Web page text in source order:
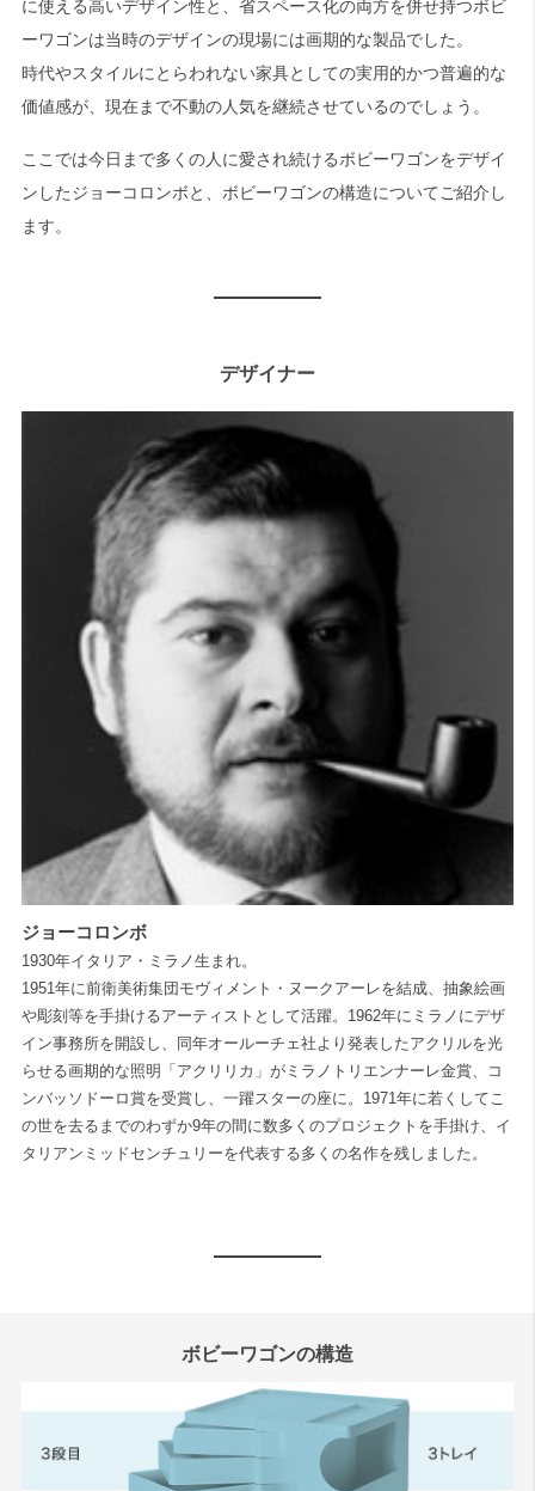
に使える高いデザイン性と、省スペース化の両方を併せ持つボビ
ーワゴンは当時のデザインの現場には画期的な製品でした。
時代やスタイルにとらわれない家具としての実用的かつ普遍的な
価値感が、現在まで不動の人気を継続させているのでしょう。
ここでは今日まで多くの人に愛され続けるボビーワゴンをデザイ
ンしたジョーコロンボと、ボビーワゴンの構造についてご紹介し
ます。
デザイナー
ジョーコロンボ
1930年イタリア・ミラノ生まれ。
1951年に前衛美術集団モヴィメント・ヌークアーレを結成、抽象絵画
や彫刻等を手掛けるアーティストとして活躍。1962年にミラノにデザ
イン事務所を開設し、同年オールーチェ社より発表したアクリルを光
らせる画期的な照明「アクリリカ」がミラノトリエンナーレ金賞、コ
ンバッソドーロ賞を受賞し、一躍スターの座に。1971年に若くしてこ
の世を去るまでのわずか9年の間に数多くのプロジェクトを手掛け、イ
タリアンミッドセンチュリーを代表する多くの名作を残しました。
ボビーワゴンの構造